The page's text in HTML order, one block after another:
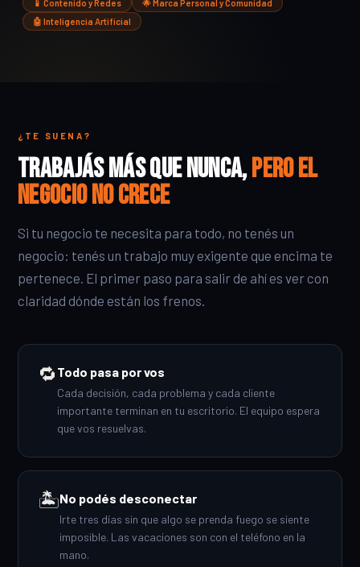
📱 Contenido y Redes
🌟 Marca Personal y Comunidad
🤖 Inteligencia Artificial
¿TE SUENA?
Trabajás más que nunca,pero el
negocio no crece
Si tu negocio te necesita para todo, no tenés un
negocio: tenés un trabajo muy exigente que encima te
pertenece. El primer paso para salir de ahí es ver con
claridad dónde están los frenos.
🔁 Todo pasa por vos
Cada decisión, cada problema y cada cliente
importante terminan en tu escritorio. El equipo espera
que vos resuelvas.
🏝️No podés desconectar
Irte tres días sin que algo se prenda fuego se siente
imposible. Las vacaciones son con el teléfono en la
mano.